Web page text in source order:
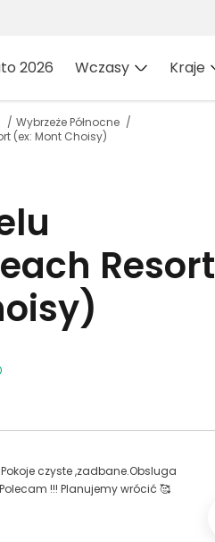
2026 Wczasy Kraje
Wybrzeże Północne
(ex: Mont Choisy)
Resort
czyste ,zadbane.Obsluga
!!! Planujemy wrócić 🥰